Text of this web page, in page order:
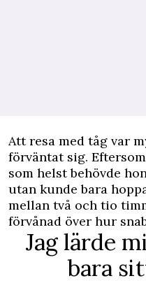
Att resa med tåg var
förväntat sig.
som helst behövde
utan kunde bara
mellan två och tio
förvånad över hur
Jag lärde
bara